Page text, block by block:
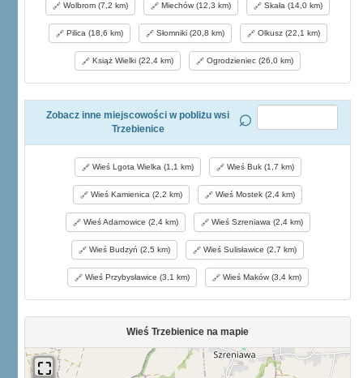
Wolbrom (7,2 km) Miechów (12,3 km) Skała (14,0 km)
Pilica (18,6 km) Słomniki (20,8 km) Olkusz (22,1 km)
Książ Wielki (22,4 km) Ogrodzieniec (26,0 km)
Zobacz inne miejscowości w pobliżu wsi
Trzebienice
Wieś Lgota Wielka (1,1 km) Wieś Buk (1,7 km)
Wieś Kamienica (2,2 km) Wieś Mostek (2,4 km)
Wieś Adamowice (2,4 km) Wieś Szreniawa (2,4 km)
Wieś Budzyń (2,5 km) Wieś Sulisławice (2,7 km)
Wieś Przybysławice (3,1 km) Wieś Maków (3,4 km)
Wieś Trzebienice na mapie